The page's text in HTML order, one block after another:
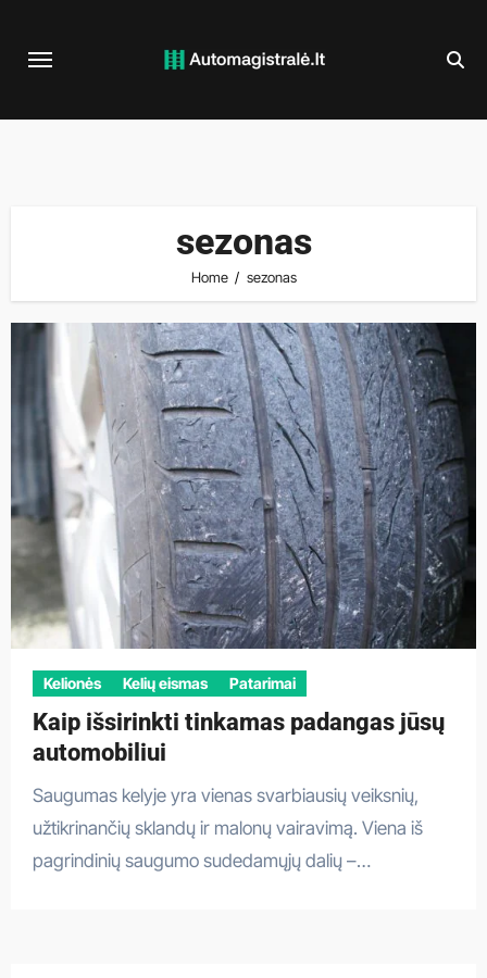
sezonas
Home sezonas
Kelionės Kelių eismas Patarimai
Kaip išsirinkti tinkamas padangas jūsų
automobiliui
Saugumas kelyje yra vienas svarbiausių veiksnių,
užtikrinančių sklandų ir malonų vairavimą. Viena iš
pagrindinių saugumo sudedamųjų dalių –…